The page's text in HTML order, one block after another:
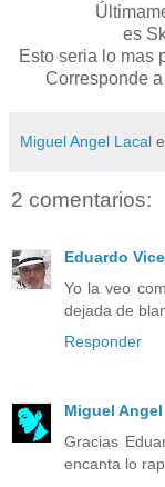
es
Esto seria lo mas
Corresponde
Miguel Angel Lacal
2 comentarios:
Eduardo
Yo la veo
dejada de
Responder
Miguel
Gracias
encanta lo